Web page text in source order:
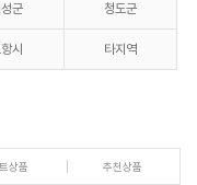
군 청도군
시 타지역
상품 추천상품